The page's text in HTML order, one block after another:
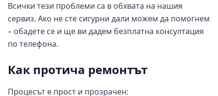
Всички тези проблеми са в обхвата на нашия
сервиз. Ако не сте сигурни дали можем да помогнем
– обадете се и ще ви дадем безплатна консултация
по телефона.
Как протича ремонтът
Процесът е прост и прозрачен: